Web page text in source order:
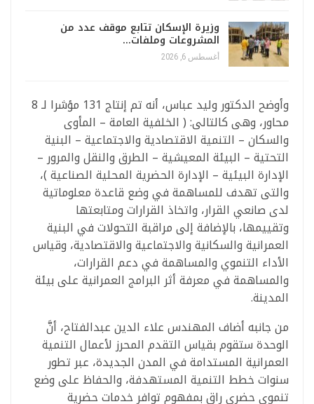
وزيرة الإسكان تتابع موقف عدد من
المشروعات وملفات…
أغسطس 6, 2026
وأوضح الدكتور وليد عباس، أنه تم إنتاج 131 مؤشرا لـ 8
محاور، وهى كالتالى: ( الخلفية العامة – المأوى
والسكان – التنمية الاقتصادية والاجتماعية – البنية
التحتية – البيئة المعيشية – الطرق والنقل والمرور –
الإدارة البيئية – الإدارة الحضرية المحلية الصناعية )،
والتى تهدف للمساهمة في وضع قاعدة معلوماتية
لدى صانعي القرار، واتخاذ القرارات ومتابعتها
وتقييمها، بالإضافة إلى مراقبة التحولات في البنية
العمرانية والسكانية والاجتماعية والاقتصادية، وقياس
الأداء التنموي والمساهمة في دعم القرارات،
والمساهمة في معرفة أثر البرامج العمرانية على بيئة
المدينة.
من جانبه أضاف المهندس علاء الدين عبدالفتاح، أنَّ
الوحدة ستقوم بقياس التقدم المحرز لأعمال التنمية
العمرانية المستدامة في المدن الجديدة، عبر تطور
سنوات خطط التنمية المستهدفة، والحفاظ على وضع
تنموى حضري راق بمفهوم توافر خدمات حضرية